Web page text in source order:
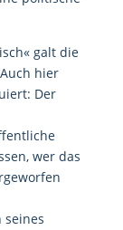
galt die
hier
Der
wer das
seines